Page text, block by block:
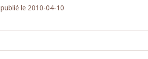
publié le 2010-04-10